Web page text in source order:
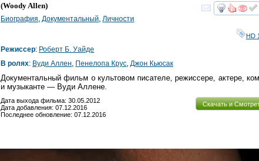
(Woody Allen)
Биография Документальный Личности
HD
Режиссер: Роберт Б. Уайде
В ролях: Вуди Аллен Пенелопа Крус Джон Кьюсак
Документальный фильм о культовом писателе, режиссере, актере,
и музыканте — Вуди Аллене.
Скачать и
Дата выхода фильма: 30.05.2012
Дата добавления: 07.12.2016
Последнее обновление: 07.12.2016